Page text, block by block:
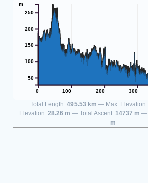
0 100 200 300
50
100
150
200
250
m
Total Length: 495.53 km Max. Elevation:
Elevation: 28.26 m Total Ascent: 14737 m
m